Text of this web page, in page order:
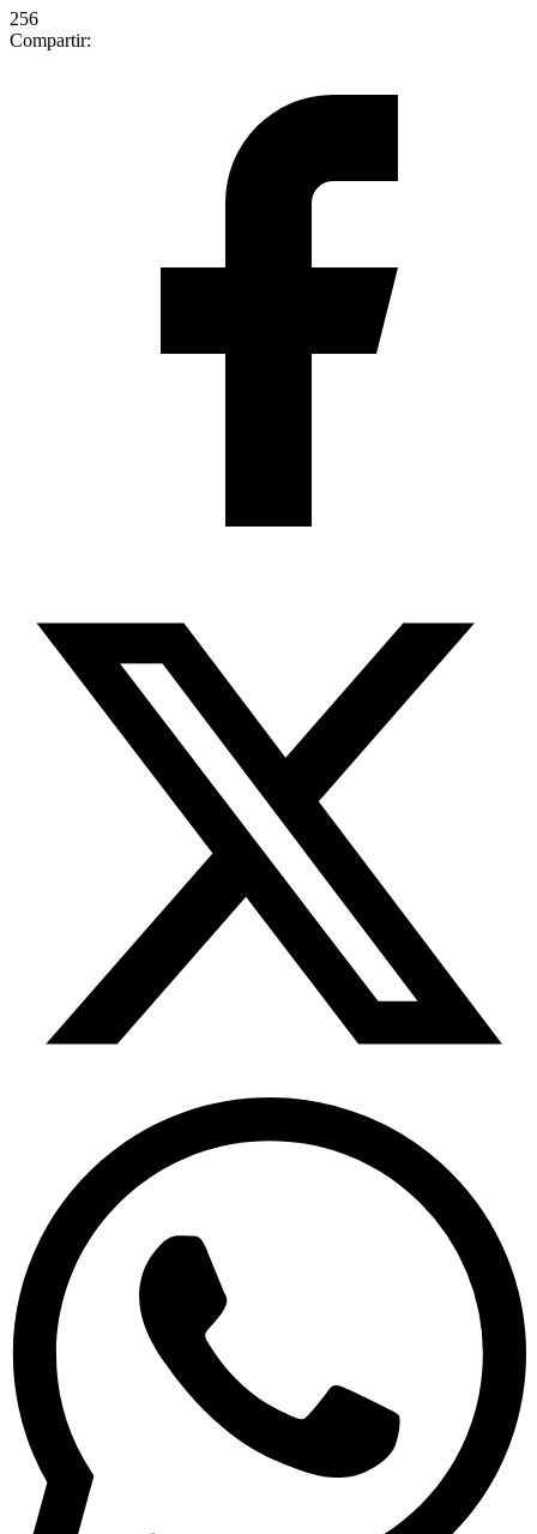
256
Compartir: